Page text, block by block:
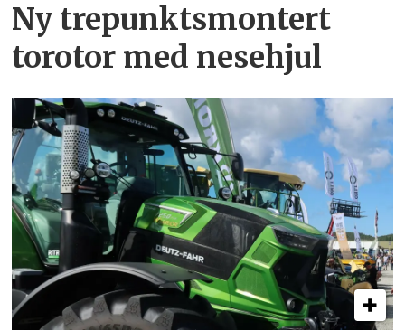
Ny trepunkts­montert
torotor med nesehjul